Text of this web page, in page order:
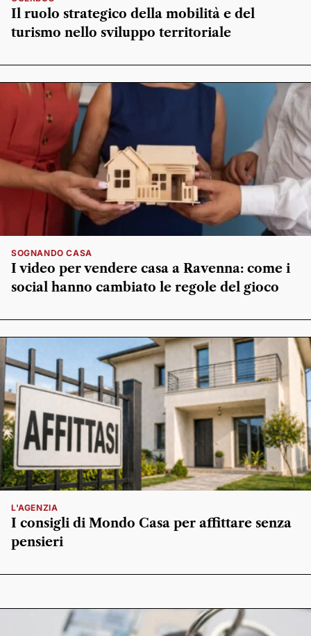
Il ruolo strategico della mobilità e del
turismo nello sviluppo territoriale
SOGNANDO CASA
I video per vendere casa a Ravenna: come i
social hanno cambiato le regole del gioco
L'AGENZIA
I consigli di Mondo Casa per affittare senza
pensieri